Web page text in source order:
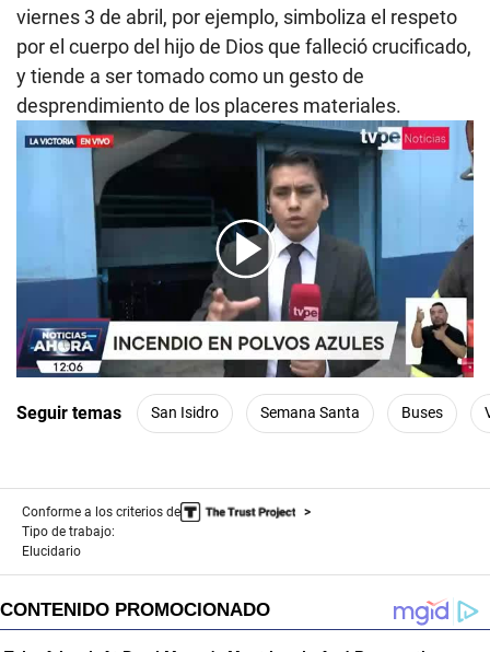
viernes 3 de abril, por ejemplo, simboliza el respeto
por el cuerpo del hijo de Dios que falleció crucificado,
y tiende a ser tomado como un gesto de
desprendimiento de los placeres materiales.
00:00/03:32
Seguir temas San Isidro Semana Santa Buses
Conforme a los criterios de
Tipo de trabajo:
Elucidario